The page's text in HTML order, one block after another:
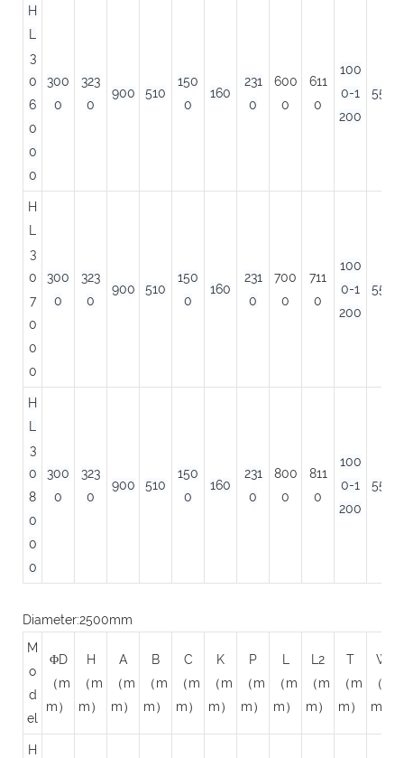
H
3
0
6
0
0
0
300
0
323
0
900 510
150
0
160
231
0
600
0
611
0
100
0-1
200
550
H
3
0
7
0
0
0
300
0
323
0
900 510
150
0
160
231
0
700
0
711
0
100
0-1
200
550
H
3
0
8
0
0
0
300
0
323
0
900 510
150
0
160
231
0
800
0
811
0
100
0-1
200
550
Diameter:2500mm
M
o
d
el
ΦD
（m
m）
H
（m
m）
A
（m
m）
B
（m
m）
C
（m
m）
K
（m
m）
P
（m
m）
（m
m）
L2
（m
m）
T
（m
m）
W
（m
m）
H